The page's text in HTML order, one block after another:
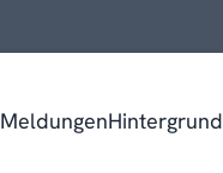
Hintergrund